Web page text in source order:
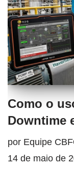
Como o
Downtime
por Equipe
14 de maio de